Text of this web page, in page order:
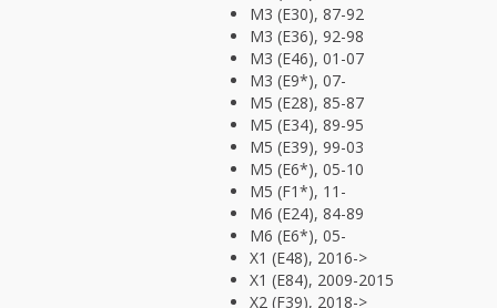
M3 (E30), 87-92
M3 (E36), 92-98
M3 (E46), 01-07
M3 (E9*), 07-
M5 (E28), 85-87
M5 (E34), 89-95
M5 (E39), 99-03
M5 (E6*), 05-10
M5 (F1*), 11-
M6 (E24), 84-89
M6 (E6*), 05-
X1 (E48), 2016->
X1 (E84), 2009-2015
X2 (F39), 2018->